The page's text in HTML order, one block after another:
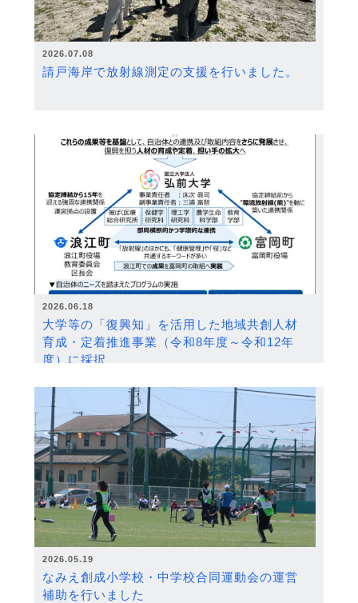
2026.07.08
請戸海岸で放射線測定の支援を行いました。
2026.06.18
大学等の「復興知」を活用した地域共創人材
育成・定着推進事業（令和8年度～令和12年
度）に採択
2026.05.19
なみえ創成小学校・中学校合同運動会の運営
補助を行いました